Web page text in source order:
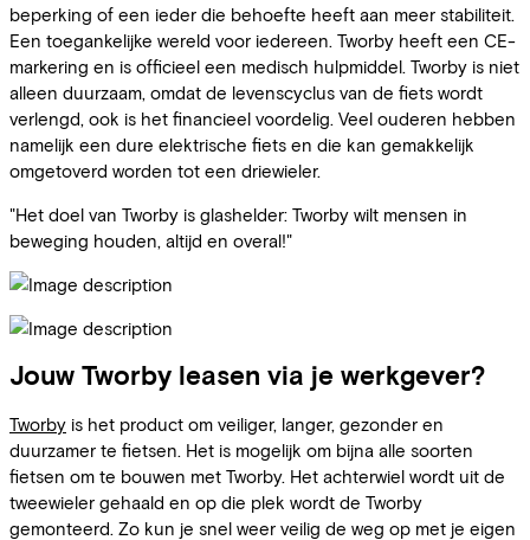
beperking of een ieder die behoefte heeft aan meer stabiliteit.
Een toegankelijke wereld voor iedereen. Tworby heeft een CE-
markering en is officieel een medisch hulpmiddel. Tworby is niet
alleen duurzaam, omdat de levenscyclus van de fiets wordt
verlengd, ook is het financieel voordelig. Veel ouderen hebben
namelijk een dure elektrische fiets en die kan gemakkelijk
omgetoverd worden tot een driewieler.
"Het doel van Tworby is glashelder: Tworby wilt mensen in
beweging houden, altijd en overal!"
Jouw Tworby leasen via je werkgever?
Tworby is het product om veiliger, langer, gezonder en
duurzamer te fietsen. Het is mogelijk om bijna alle soorten
fietsen om te bouwen met Tworby. Het achterwiel wordt uit de
tweewieler gehaald en op die plek wordt de Tworby
gemonteerd. Zo kun je snel weer veilig de weg op met je eigen